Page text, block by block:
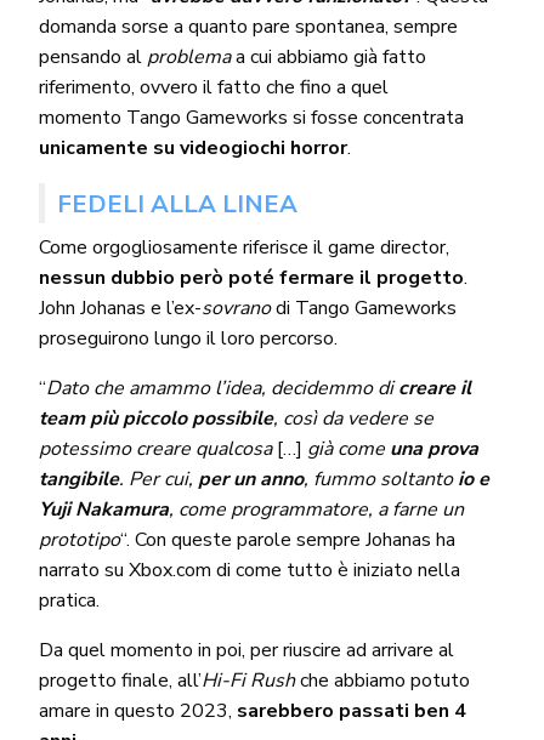
domanda sorse a quanto pare spontanea, sempre
pensando al problemaa cui abbiamo già fatto
riferimento, ovvero il fatto che fino a quel
momento Tango Gameworks si fosse concentrata
unicamente su videogiochi horror.
FEDELI ALLA LINEA
Come orgogliosamente riferisce il game director,
nessun dubbio però poté fermare il progetto.
John Johanas e l’ex-sovranodi Tango Gameworks
proseguirono lungo il loro percorso.
“Dato che amammo l’idea, decidemmo dicreare il
team più piccolo possibile, così da vedere se
potessimo creare qualcosa[…] già come una prova
tangibile. Per cui, per un anno, fummo soltantoio e
Yuji Nakamura, come programmatore, a farne un
prototipo“. Con queste parole sempre Johanas ha
narrato su Xbox.com di come tutto è iniziato nella
pratica.
Da quel momento in poi, per riuscire ad arrivare al
progetto finale, all’Hi-Fi Rushche abbiamo potuto
amare in questo 2023, sarebbero passati ben 4